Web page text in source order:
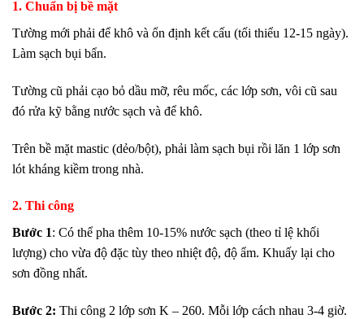
1. Chuẩn bị bề mặt
Tường mới phải để khô và ổn định kết cấu (tối thiểu 12-15 ngày).
Làm sạch bụi bẩn.
Tường cũ phải cạo bỏ dầu mỡ, rêu mốc, các lớp sơn, vôi cũ sau
đó rửa kỹ bằng nước sạch và để khô.
Trên bề mặt mastic (dẻo/bột), phải làm sạch bụi rồi lăn 1 lớp sơn
lót kháng kiềm trong nhà.
2. Thi công
Bước 1: Có thể pha thêm 10-15% nước sạch (theo tỉ lệ khối
lượng) cho vừa độ đặc tùy theo nhiệt độ, độ ẩm. Khuấy lại cho
sơn đồng nhất.
Bước 2: Thi công 2 lớp sơn K – 260. Mỗi lớp cách nhau 3-4 giờ.